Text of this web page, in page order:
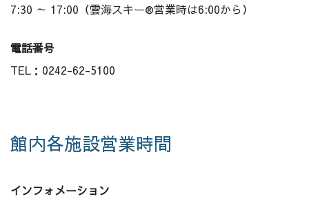
7:30 ～ 17:00（雲海スキー®営業時は6:00から）
電話番号
TEL：0242-62-5100
館内各施設営業時間
インフォメーション